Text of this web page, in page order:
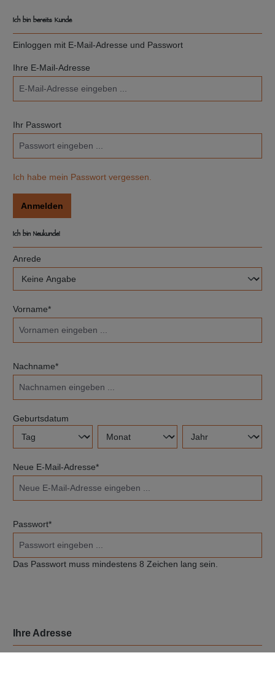
Ich bin bereits Kunde
Einloggen mit E-Mail-Adresse und Passwort
Ihre E-Mail-Adresse
Ihr Passwort
Ich habe mein Passwort vergessen.
Anmelden
Ich bin Neukunde!
Persönliche Informationen
Anrede
Vorname*
Nachname*
Geburtsdatum
Neue E-Mail-Adresse*
Passwort*
Das Passwort muss mindestens 8 Zeichen lang sein.
Ihre Adresse